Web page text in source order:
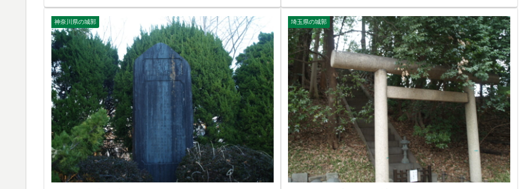
神奈川県の城郭 埼玉県の城郭